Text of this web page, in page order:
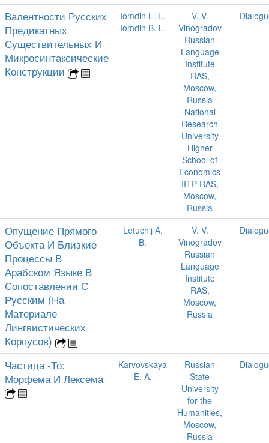
Валентности Русских
Предикатных
Существительных И
Микросинтаксические
Конструкции
Iomdin L. L.
Iomdin B. L.
V. V.
Vinogradov
Russian
Language
Institute
RAS,
Moscow,
Russia
National
Research
University
Higher
School of
Economics
IITP RAS,
Moscow,
Russia
Опущение Прямого
Объекта И Близкие
Процессы В
Арабском Языке В
Сопоставлении С
Русским (На
Материале
Лингвистических
Корпусов)
Letuchij A.
B.
V. V.
Vinogradov
Russian
Language
Institute
RAS,
Moscow,
Russia
Частица -То:
Морфема И Лексема
Karvovskaya
E. A.
Russian
State
University
for the
Humanities,
Moscow,
Russia